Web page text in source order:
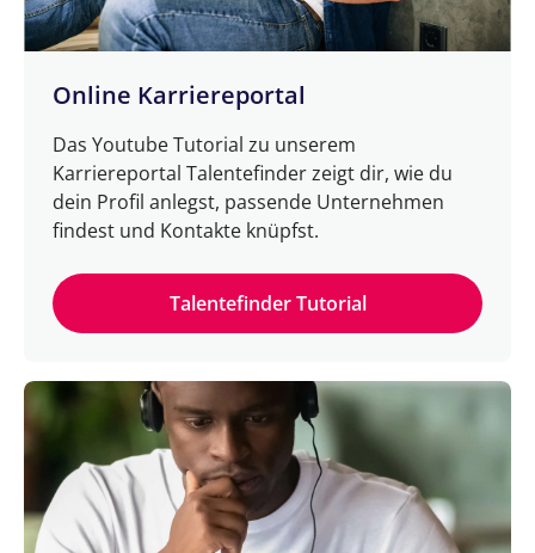
Online Karriereportal
Das Youtube Tutorial zu unserem
Karriereportal Talentefinder zeigt dir, wie du
dein Profil anlegst, passende Unternehmen
findest und Kontakte knüpfst.
Talentefinder Tutorial